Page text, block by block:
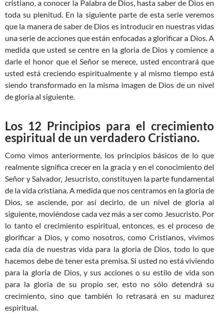
cristiano, a conocer la Palabra de Dios, hasta saber de Dios en
toda su plenitud. En la siguiente parte de esta serie veremos
que la manera de saber de Dios es introducir en nuestras vidas
una serie de acciones que están enfocadas a glorificar a Dios. A
medida que usted se centre en la gloria de Dios y comience a
darle el honor que el Señor se merece, usted encontrará que
usted está creciendo espiritualmente y al mismo tiempo está
siendo transformado en la misma imagen de Dios de un nivel
de gloria al siguiente.
Los 12 Principios para el crecimiento
espiritual de un verdadero Cristiano.
Como vimos anteriormente, los principios básicos de lo que
realmente significa crecer en la gracia y en el conocimiento del
Señor y Salvador, Jesucristo, constituyen la parte fundamental
de la vida cristiana. A medida que nos centramos en la gloria de
Dios, se asciende, por así decirlo, de un nivel de gloria al
siguiente, moviéndose cada vez más a ser como Jesucristo. Por
lo tanto el crecimiento espiritual, entonces, es el proceso de
glorificar a Dios, y como nosotros, como Cristianos, vivimos
cada día de nuestras vida para la gloria de Dios, todo lo que
hacemos debe de tener esta premisa. Si usted no está viviendo
para la gloria de Dios, y sus acciones o su estilo de vida son
para la gloria de su propio ser, esto no sólo detendrá su
crecimiento, sino que también lo retrasará en su madurez
espiritual.